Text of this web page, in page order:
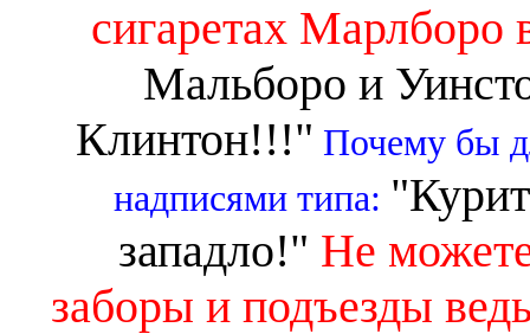
сигаретах Марлборо
Мальборо и
Клинтон!!!" Почему бы
надписями типа:
западло!" Не
заборы и подъезды